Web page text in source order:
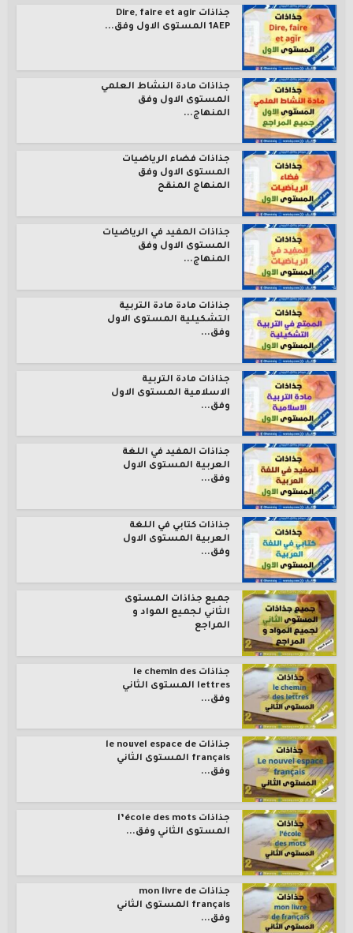
جذاذات Dire, faire et agir
1AEP المستوى الاول وفق...
جذاذات مادة النشاط العلمي
المستوى الاول وفق
المنهاج...
جذاذات فضاء الرياضيات
المستوى الاول وفق
المنهاج المنقح
جذاذات المفيد في الرياضيات
المستوى الاول وفق
المنهاج...
جذاذات مادة مادة التربية
التشكيلية المستوى الاول
وفق...
جذاذات مادة التربية
الاسلامية المستوى الاول
وفق...
جذاذات المفيد في اللغة
العربية المستوى الاول
وفق...
جذاذات كتابي في اللغة
العربية المستوى الاول
وفق...
جميع جذاذات المستوى
الثاني لجميع المواد و
المراجع
جذاذات le chemin des
lettres المستوى الثاني
وفق...
جذاذات le nouvel espace de
français المستوى الثاني
وفق...
جذاذات l’école des mots
المستوى الثاني وفق...
جذاذات mon livre de
français المستوى الثاني
وفق...